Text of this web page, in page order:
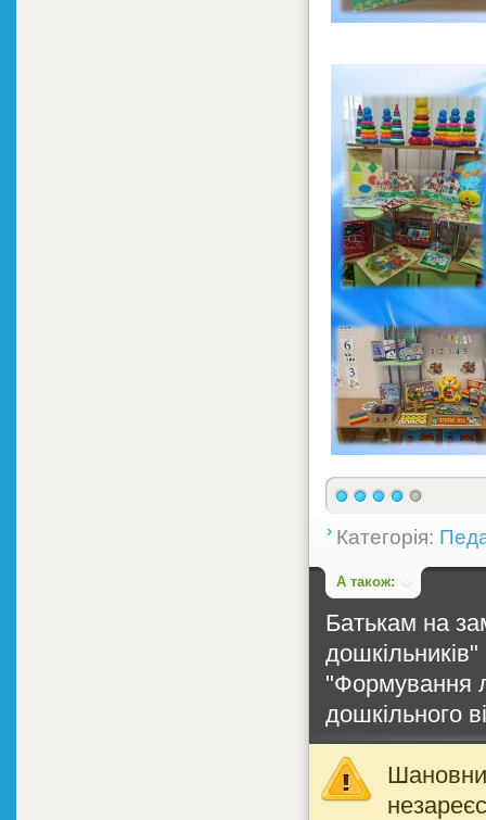
Категорія:
А також:
Батькам на
дошкільників"
"Формування
дошкільного